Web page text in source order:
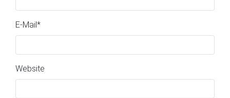
E-Mail*
Website